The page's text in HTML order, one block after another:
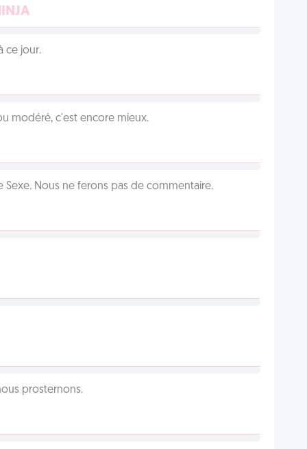
ce jour.
modéré, c'est encore mieux.
Sexe. Nous ne ferons pas de commentaire.
prosternons.